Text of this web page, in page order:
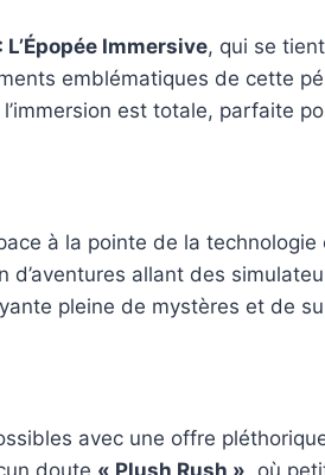
L’Épopée Immersive, qui se
emblématiques de cette
est totale, parfaite
à la pointe de la
allant des
pleine de mystères et de
avec une offre
doute « Plush Rush », où